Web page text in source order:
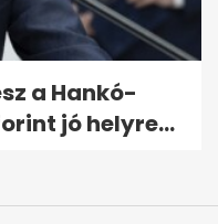
a Hankó-
jó helyre...